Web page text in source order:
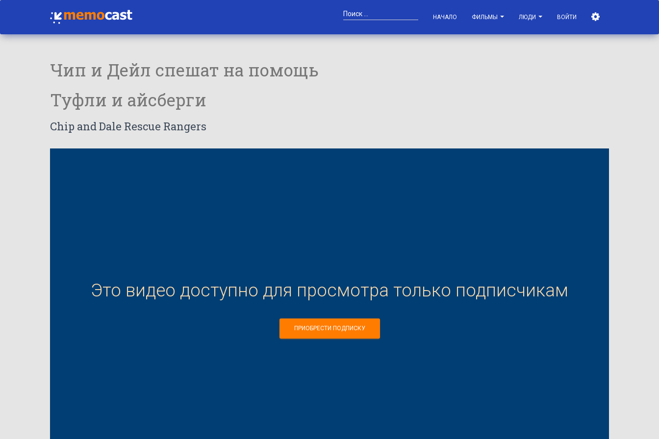
НАЧАЛО ФИЛЬМЫ ЛЮДИ ВОЙТИ
Чип и Дейл спешат на помощь
Туфли и айсберги
Chip and Dale Rescue Rangers
Это видео доступно для просмотра только подписчикам
ПРИОБРЕСТИ ПОДПИСКУ